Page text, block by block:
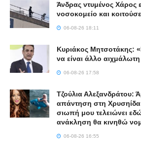
Άνδρας ντυμένος Χάρος
νοσοκομείο και
06-08-26 18:11
Κυριάκος Μητσοτάκης:
να είναι άλλο
06-08-26 17:58
Τζούλια Αλεξανδράτου:
απάντηση στη
σιωπή μου τελειώνει
ανάκληση θα κινηθώ
06-08-26 16:55